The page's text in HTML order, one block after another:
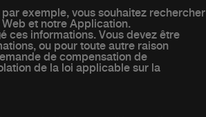
exemple, vous souhaitez rechercher
Web et notre Application.
ces informations. Vous devez être
ou pour toute autre raison
de compensation de
de la loi applicable sur la